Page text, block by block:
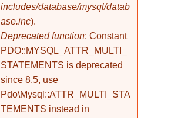
includes/database/mysql/datab
ase.inc).
Deprecated function: Constant
PDO::MYSQL_ATTR_MULTI_
STATEMENTS is deprecated
since 8.5, use
Pdo\Mysql::ATTR_MULTI_STA
TEMENTS instead in